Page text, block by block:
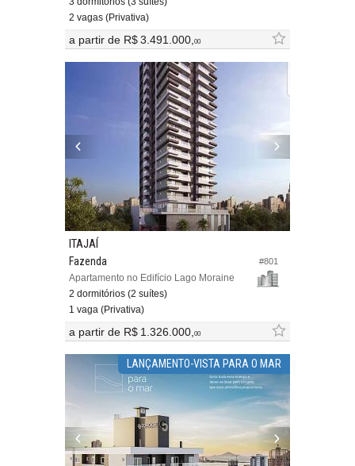
2 vagas (Privativa)
a partir de R$ 3.491.000,00
#801
ITAJAÍ
Fazenda
Apartamento no Edifício Lago Moraine
2 dormitórios (2 suítes)
1 vaga (Privativa)
a partir de R$ 1.326.000,00
LANÇAMENTO-VISTA PARA O MAR